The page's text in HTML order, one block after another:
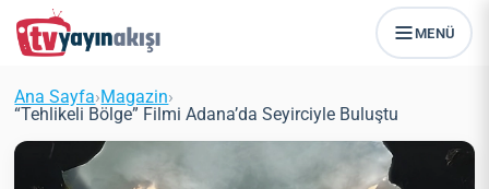
MENÜ
Ana Sayfa›Magazin›
“Tehlikeli Bölge” Filmi Adana’da Seyirciyle Buluştu